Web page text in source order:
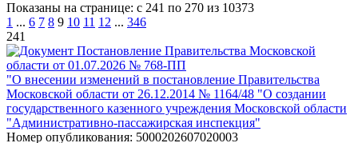
Показаны на странице: с 241 по 270 из 10373
1 ... 6 7 8 9 10 11 12 ... 346
241
Постановление Правительства Московской
области от 01.07.2026 № 768-ПП
"О внесении изменений в постановление Правительства
Московской области от 26.12.2014 № 1164/48 "О создании
государственного казенного учреждения Московской области
"Административно-пассажирская инспекция"
Номер опубликования: 5000202607020003